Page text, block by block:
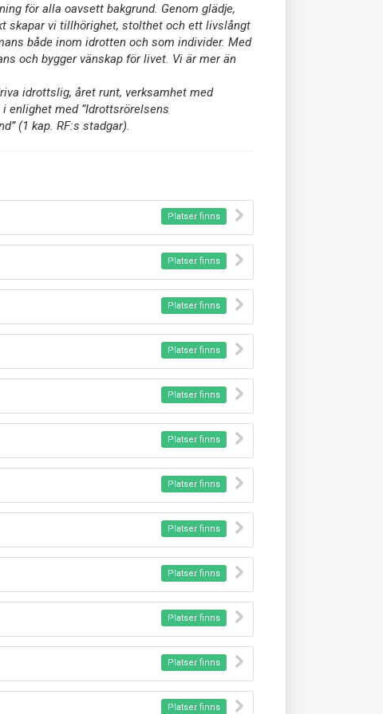
för alla oavsett bakgrund. Genom glädje,
skapar vi tillhörighet, stolthet och ett livslångt
både inom idrotten och som individer. Med
och bygger vänskap för livet. Vi är mer än
idrottslig, året runt, verksamhet med
enlighet med ”Idrottsrörelsens
(1 kap. RF:s stadgar).
Platser finns
Platser finns
Platser finns
Platser finns
Platser finns
Platser finns
Platser finns
Platser finns
Platser finns
Platser finns
Platser finns
Platser finns